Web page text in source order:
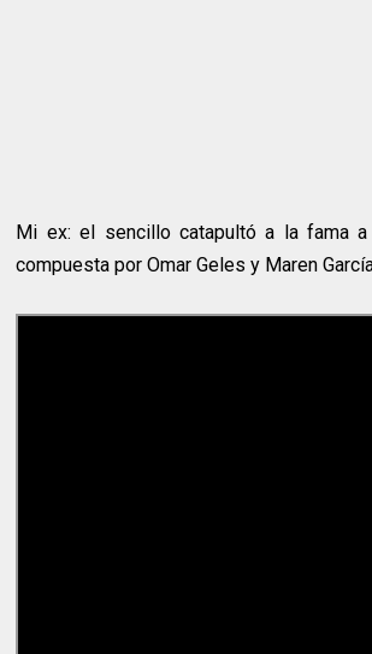
Mi ex: el sencillo catapultó a la fama a
compuesta por Omar Geles y Maren